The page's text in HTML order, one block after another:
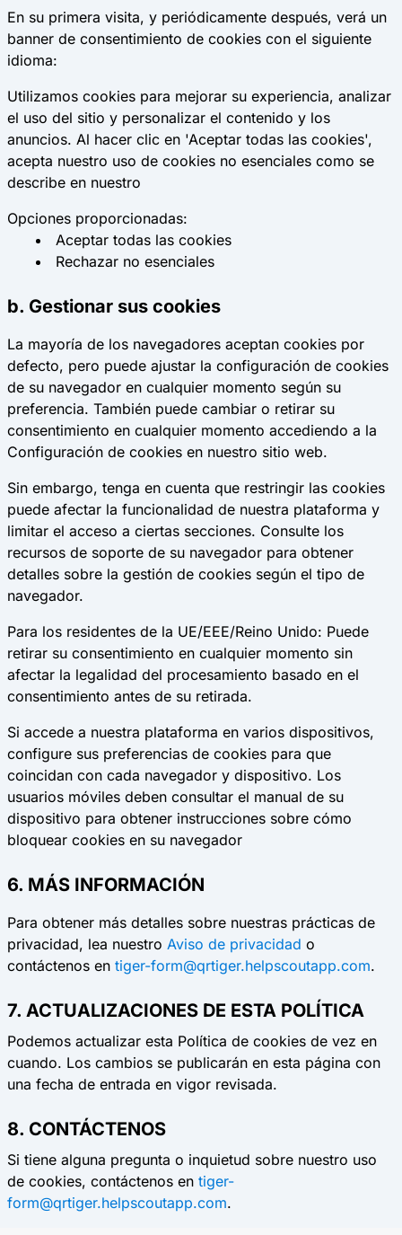
En su primera visita, y periódicamente después, verá un
banner de consentimiento de cookies con el siguiente
idioma:
Utilizamos cookies para mejorar su experiencia, analizar
el uso del sitio y personalizar el contenido y los
anuncios. Al hacer clic en 'Aceptar todas las cookies',
acepta nuestro uso de cookies no esenciales como se
describe en nuestro
Opciones proporcionadas:
Aceptar todas las cookies
Rechazar no esenciales
b. Gestionar sus cookies
La mayoría de los navegadores aceptan cookies por
defecto, pero puede ajustar la configuración de cookies
de su navegador en cualquier momento según su
preferencia. También puede cambiar o retirar su
consentimiento en cualquier momento accediendo a la
Configuración de cookies en nuestro sitio web.
Sin embargo, tenga en cuenta que restringir las cookies
puede afectar la funcionalidad de nuestra plataforma y
limitar el acceso a ciertas secciones. Consulte los
recursos de soporte de su navegador para obtener
detalles sobre la gestión de cookies según el tipo de
navegador.
Para los residentes de la UE/EEE/Reino Unido: Puede
retirar su consentimiento en cualquier momento sin
afectar la legalidad del procesamiento basado en el
consentimiento antes de su retirada.
Si accede a nuestra plataforma en varios dispositivos,
configure sus preferencias de cookies para que
coincidan con cada navegador y dispositivo. Los
usuarios móviles deben consultar el manual de su
dispositivo para obtener instrucciones sobre cómo
bloquear cookies en su navegador
6. MÁS INFORMACIÓN
Para obtener más detalles sobre nuestras prácticas de
privacidad, lea nuestro Aviso de privacidad o
contáctenos en tiger-form@qrtiger.helpscoutapp.com.
7. ACTUALIZACIONES DE ESTA POLÍTICA
Podemos actualizar esta Política de cookies de vez en
cuando. Los cambios se publicarán en esta página con
una fecha de entrada en vigor revisada.
8. CONTÁCTENOS
Si tiene alguna pregunta o inquietud sobre nuestro uso
de cookies, contáctenos en tiger-
form@qrtiger.helpscoutapp.com.